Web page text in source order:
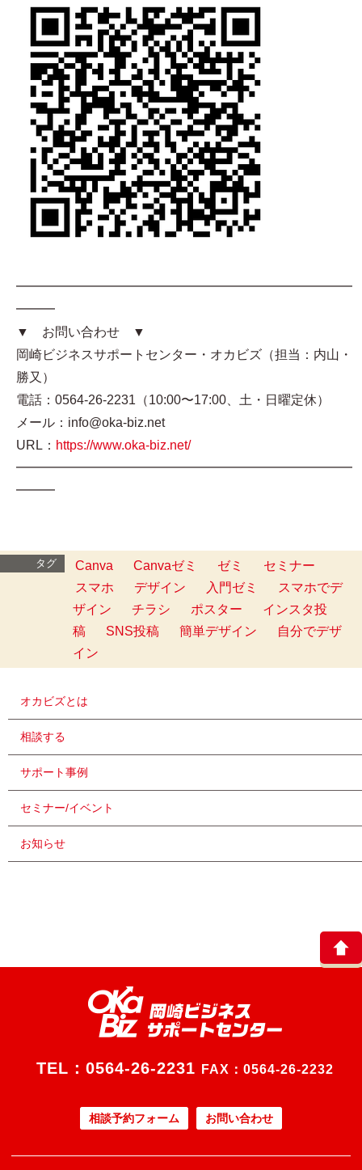
━━━━━━━━━━━━━━━━━━━━━━━━━━
━━━
▼ お問い合わせ ▼
岡崎ビジネスサポートセンター・オカビズ（担当：内山・
勝又）
電話：0564-26-2231（10:00〜17:00、土・日曜定休）
メール：info@oka-biz.net
URL： https://www.oka-biz.net/
━━━━━━━━━━━━━━━━━━━━━━━━━━
━━━
タグ Canva Canvaゼミ ゼミ
セミナー
スマホ
デザイン 入門ゼミ
スマホでデ
ザイン
チラシ ポスター
インスタ投
稿
SNS投稿 簡単デザイン
自分でデザ
イン
オカビズとは
相談する
サポート事例
セミナー/イベント
お知らせ
TEL： 0564-26-2231 FAX：0564-26-2232
相談予約フォーム お問い合わせ